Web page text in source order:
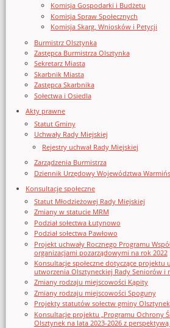
Komisja Gospodarki i Budżetu
Komisja Spraw Społecznych
Komisja Skarg, Wniosków i Petycji
Burmistrz Olsztynka
Zastępca Burmistrza Olsztynka
Sekretarz Miasta
Skarbnik Miasta
Zastępca Skarbnika
Sołectwa i Osiedla
Akty prawne
Statut Gminy
Uchwały Rady Miejskiej
Rejestry uchwał Rady Miejskiej
Zarządzenia Burmistrza
Dziennik Urzędowy Województwa
Konsultacje społeczne
Statut Młodzieżowej Rady Miejskiej
Zmiany w statucie MRM
Podział sołectwa Łutynowo
Podział sołectwa Pawłowo
Projekt uchwały Rocznego Programu
organizacjami pozarządowymi na rok 2022
Konsultacje społeczne dotyczące projektu
utworzenia Olsztyneckiej Rady Seniorów i
Zmiany rodzaju miejscowości Kąpity
Zmiany rodzaju miejscowości Spoguny
Projekty statutów sołectw gminy Olsztynek
Konsultacje projektu „Programu Ochrony
Olsztynek na lata 2023-2026 z